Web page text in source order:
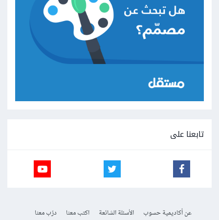
تابعنا على
عن أكاديمية حسوب الأسئلة الشائعة اكتب معنا
درّب معنا